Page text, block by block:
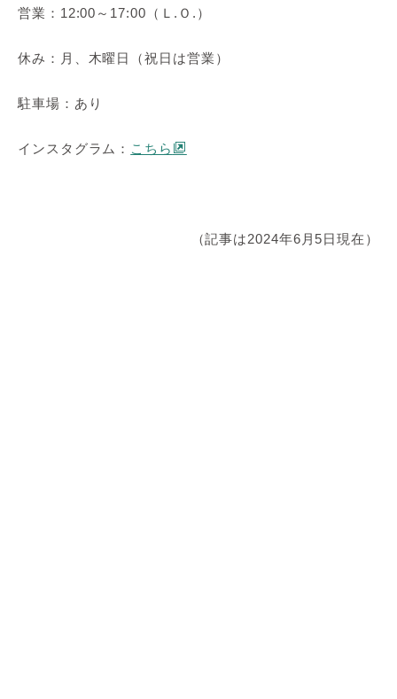
営業：12:00～17:00（Ｌ.Ｏ.）
休み：月、木曜日（祝日は営業）
駐車場：あり
インスタグラム： こちら
（記事は2024年6月5日現在）